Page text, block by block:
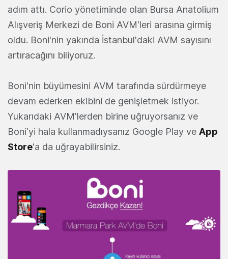
adım attı. Corio yönetiminde olan Bursa Anatolium
Alışveriş Merkezi de Boni AVM'leri arasına girmiş
oldu. Boni'nin yakında İstanbul'daki AVM sayısını
artıracağını biliyoruz.
Boni'nin büyümesini AVM tarafında sürdürmeye
devam ederken ekibini de genişletmek istiyor.
Yukarıdaki AVM'lerden birine uğruyorsanız ve
Boni'yi hala kullanmadıysanız Google Play ve App
Store'a da uğrayabilirsiniz.